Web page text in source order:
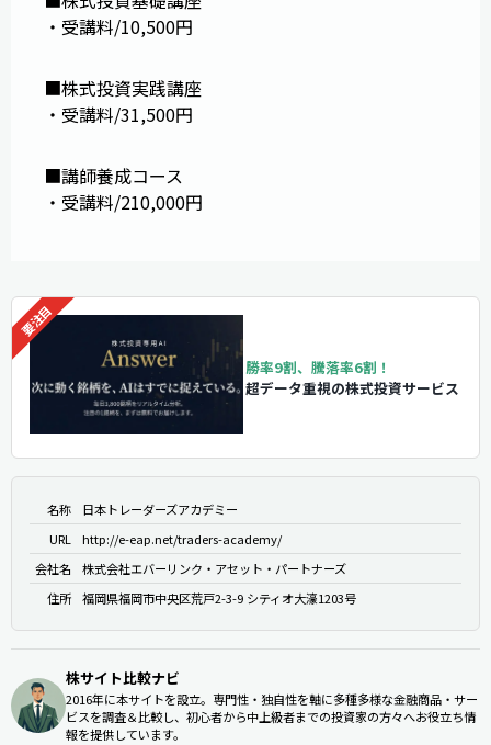
・受講料/10,500円
■株式投資実践講座
・受講料/31,500円
■講師養成コース
・受講料/210,000円
勝率9割、騰落率6割！
超データ重視の株式投資サービス
名称
日本トレーダーズアカデミー
URL
http://e-eap.net/traders-academy/
会社名
株式会社エバーリンク・アセット・パートナーズ
住所
福岡県福岡市中央区荒戸2-3-9 シティオ大濠1203号
株サイト比較ナビ
2016年に本サイトを設立。専門性・独自性を軸に多種多様な金融商品・サー
ビスを調査＆比較し、初心者から中上級者までの投資家の方々へお役立ち情
報を提供しています。